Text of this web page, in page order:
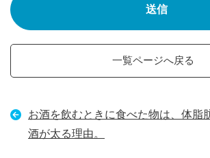
一覧ページへ戻る
お酒を飲むときに食べた物は、体脂
酒が太る理由。